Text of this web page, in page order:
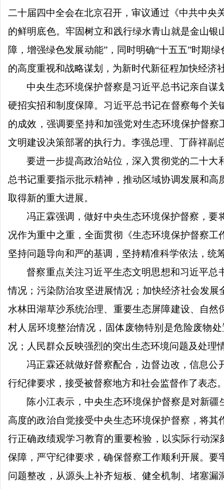
二十届四中全会在北京召开，审议通过《中共中
的鲜明底色。牢固树立和践行绿水青山就是金山
障，增强绿色发展动能”，同时明确“十五五”时期绿
的高度重视和战略谋划，为新时代新征程加快经
中央生态环境保护督察是习近平总书记亲自
硬招实招和制度保障。习近平总书记在督察每个
的成效，强调要坚持和加强党对生态环境保护督
文明建设决策部署的执行力。李强总理、丁薛祥副
要进一步提高政治站位，深入贯彻党的二十
总书记重要指示批示精神，推动区域协调发展和
取得新的重大进展。
冯正霖强调，做好中央生态环境保护督察，
况作为重中之重，全面贯彻《生态环境保护督察
坚持问题导向和严的基调，坚持精准科学依法，统
督察重点关注习近平生态文明思想和习近平
情况；污染防治攻坚进展情况；加快经济社会发
水林田湖草沙系统治理、重要生态屏障建设、自
村人居环境整治情况，固体废物特别是危险废物
况；人民群众反映强烈的突出生态环境问题及处理
冯正霖还就做好督察配合，边督边改，信息
行纪律要求，接受被督察地方和社会监督作了表态
陈小江表示，中央生态环境保护督察是对新疆
高度的政治自觉接受中央生态环境保护督察，将
行正确政绩观学习教育的重要检验，以实际行动深
保障，严守纪律要求，确保督察工作顺利开展。
问题整改，从源头上补齐短板、健全机制、堵塞